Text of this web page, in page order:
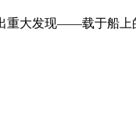
大发现——载于船上